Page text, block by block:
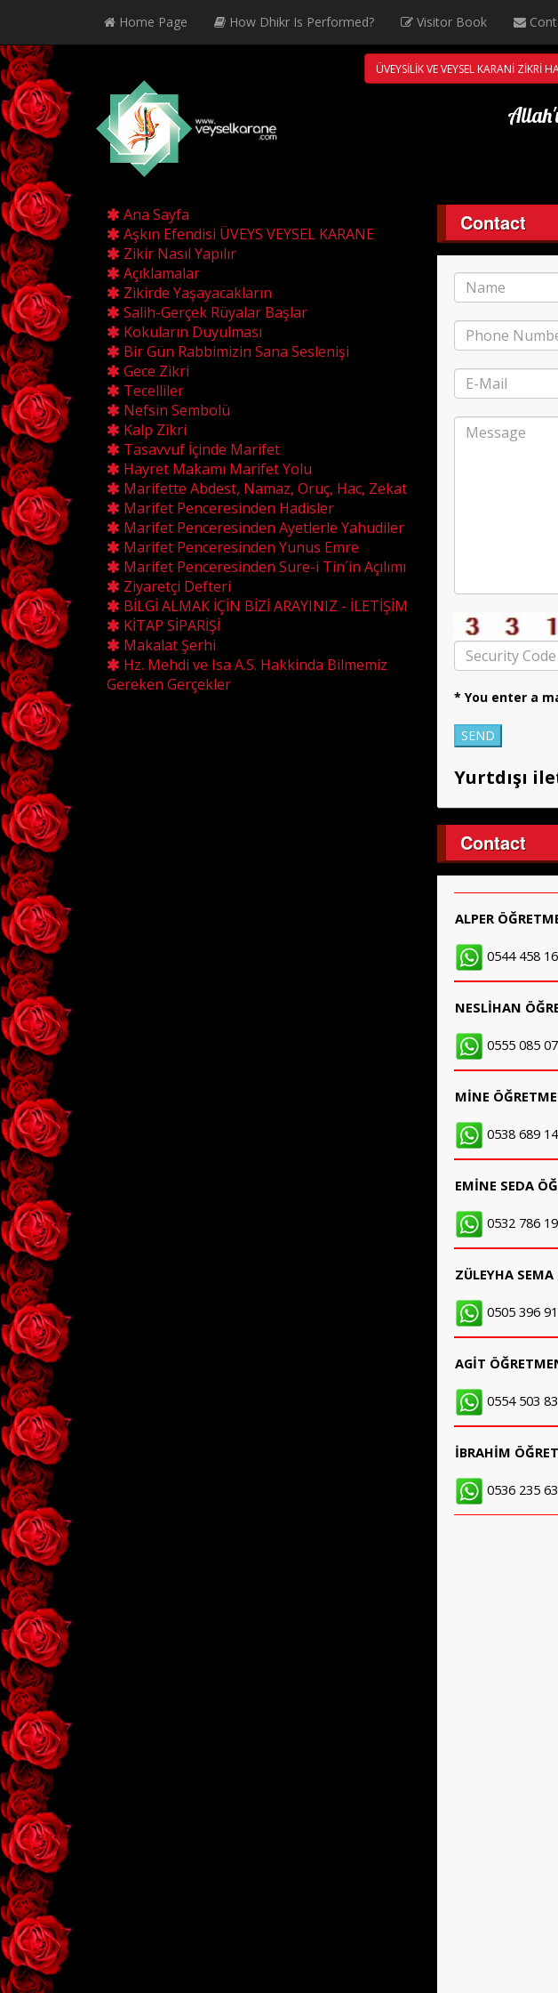
Home Page How Dhikr Is Performed? Visitor Book
ÜVEYSİLİK VE VEYSEL KARANİ ZİKRİ
Ana Sayfa
Aşkın Efendisi ÜVEYS VEYSEL KARANE
Zikir Nasıl Yapılır
Açıklamalar
Zikirde Yaşayacakların
Salih-Gerçek Rüyalar Başlar
Kokuların Duyulması
Bir Gün Rabbimizin Sana Seslenişi
Gece Zikri
Tecelliler
Nefsin Sembolü
Kalp Zikri
Tasavvuf İçinde Marifet
Hayret Makamı Marifet Yolu
Marifette Abdest, Namaz, Oruç, Hac, Zekat
Marifet Penceresinden Hadisler
Marifet Penceresinden Ayetlerle Yahudiler
Marifet Penceresinden Yunus Emre
Marifet Penceresinden Sure-i Tin´in Açılımı
Ziyaretçi Defteri
BİLGİ ALMAK İÇİN BİZİ ARAYINIZ - İLETİŞİM
KİTAP SİPARİŞİ
Makalat Şerhi
Hz. Mehdi ve Isa A.S. Hakkinda Bilmemiz
Gereken Gerçekler
Contact
* You enter a
Yurtdışı
Contact